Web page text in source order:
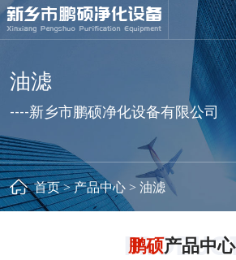
油滤
----新乡市鹏硕净化设备有限公司
首页>产品中心 > 油滤
鹏硕产品中心